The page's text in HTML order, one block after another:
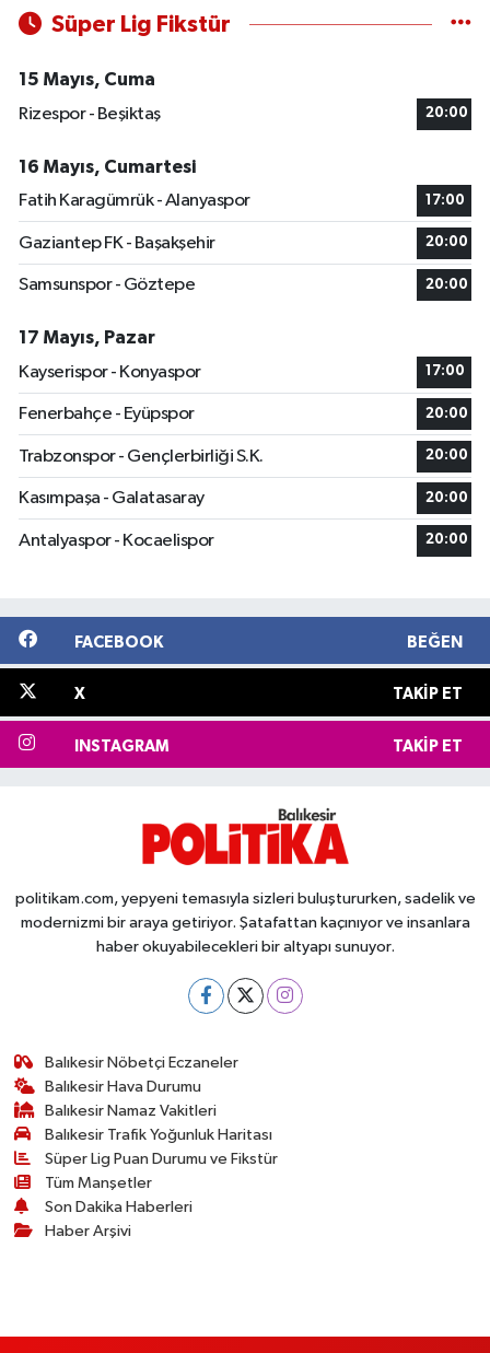
Süper Lig Fikstür
15 Mayıs, Cuma
Rizespor - Beşiktaş
20:00
16 Mayıs, Cumartesi
Fatih Karagümrük - Alanyaspor
17:00
Gaziantep FK - Başakşehir 20:00
Samsunspor - Göztepe 20:00
17 Mayıs, Pazar
Kayserispor - Konyaspor
17:00
Fenerbahçe - Eyüpspor 20:00
Trabzonspor - Gençlerbirliği S.K. 20:00
Kasımpaşa - Galatasaray 20:00
Antalyaspor - Kocaelispor 20:00
FACEBOOK BEĞEN
X TAKIP ET
INSTAGRAM TAKIP ET
politikam.com, yepyeni temasıyla sizleri buluştururken, sadelik ve
modernizmi bir araya getiriyor. Şatafattan kaçınıyor ve insanlara
haber okuyabilecekleri bir altyapı sunuyor.
Balıkesir Nöbetçi Eczaneler
Balıkesir Hava Durumu
Balıkesir Namaz Vakitleri
Balıkesir Trafik Yoğunluk Haritası
Süper Lig Puan Durumu ve Fikstür
Tüm Manşetler
Son Dakika Haberleri
Haber Arşivi